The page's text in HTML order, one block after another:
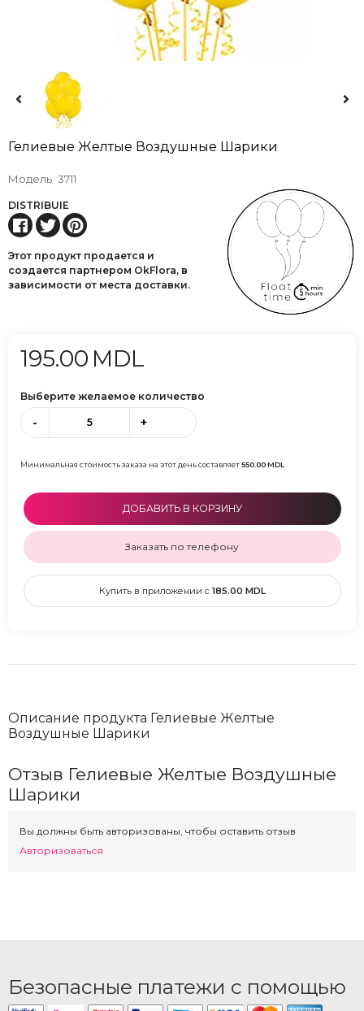
Гелиевые Желтые Воздушные Шарики
Модель 3711
DISTRIBUIE
Этот продукт продается и
создается партнером OkFlora, в
зависимости от места доставки.
195.00 MDL
Выберите желаемое количество
- +
Минимальная стоимость заказа на этот день составляет550.00MDL
ДОБАВИТЬ В КОРЗИНУ
Заказать по телефону
Купить в приложении с 185.00 MDL
Описание продукта Гелиевые Желтые
Воздушные Шарики
Отзыв Гелиевые Желтые Воздушные
Шарики
Вы должны быть авторизованы, чтобы оставить отзыв
Авторизоваться
Безопасные платежи с помощью